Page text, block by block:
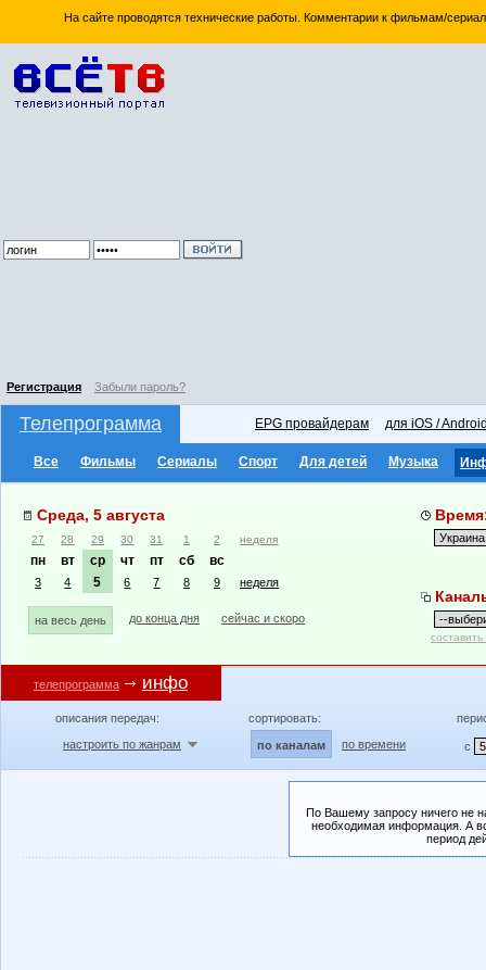
На сайте проводятся технические работы. Комментарии к фильмам/
Регистрация Забыли пароль?
Телепрограмма EPG провайдерам для iOS /
Все Фильмы Сериалы Спорт Для детей Музыка
Среда, 5 августа
27 28 29 30 31 1 2 неделя
пн вт ср чт пт сб вс
3 4 5 6 7 8 9 неделя
на весь день до конца дня сейчас и скоро
телепрограмма инфо
описания передач:
настроить по жанрам
сортировать:
по каналам по времени с
По Вашему запросу ничего не
необходимая информация. А
период